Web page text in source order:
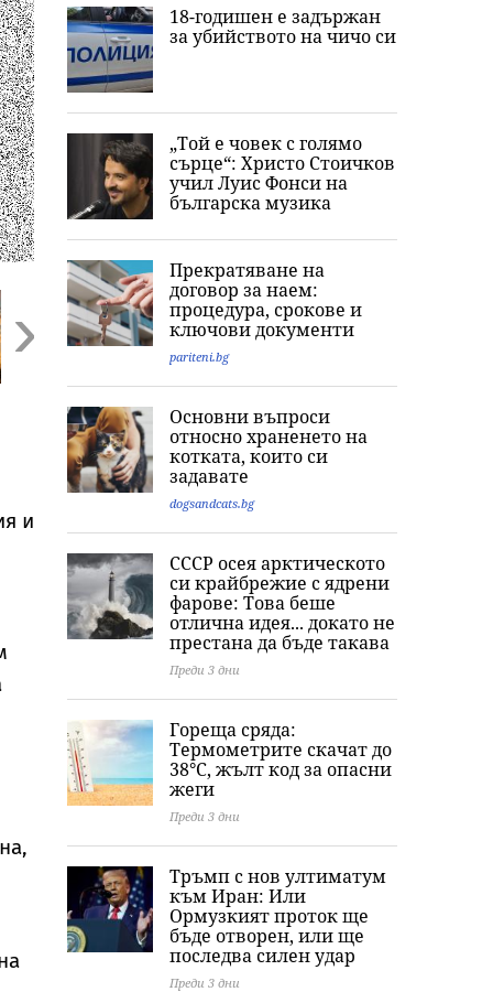
„Справедлива
цена“: Нови
платформи ще
следят за
необосновано
храните от
центъра:
Организации
скочиха срещу
промени на
здравното
и
18-годишен е задържан
за убийството на чичо си
„Той е човек с голямо
сърце“: Христо Стоичков
учил Луис Фонси на
българска музика
Прекратяване на
договор за наем:
процедура, срокове и
ключови документи
pariteni.bg
Основни въпроси
относно храненето на
котката, които си
задавате
dogsandcats.bg
СССР осея арктическото
си крайбрежие с ядрени
фарове: Това беше
отлична идея... докато не
престана да бъде такава
Преди 3 дни
Гореща сряда:
Термометрите скачат до
38°C, жълт код за опасни
жеги
Преди 3 дни
Тръмп с нов ултиматум
към Иран: Или
Ормузкият проток ще
бъде отворен, или ще
последва силен удар
Преди 3 дни